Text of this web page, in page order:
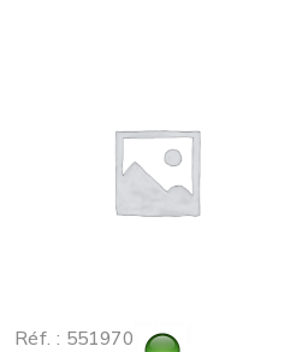
Réf. : 551970